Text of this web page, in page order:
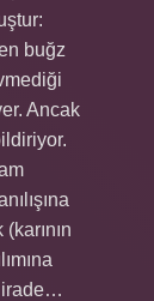
buğz
Ancak
irade…